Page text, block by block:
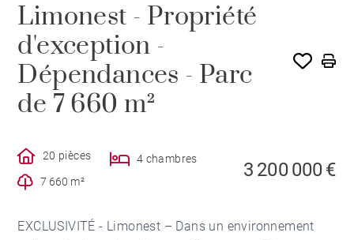
Limonest - Propriété
d'exception -
Dépendances - Parc
de 7 660 m²
20 pièces
4 chambres
7 660 m²
3 200 000 €
EXCLUSIVITÉ - Limonest – Dans un environnement